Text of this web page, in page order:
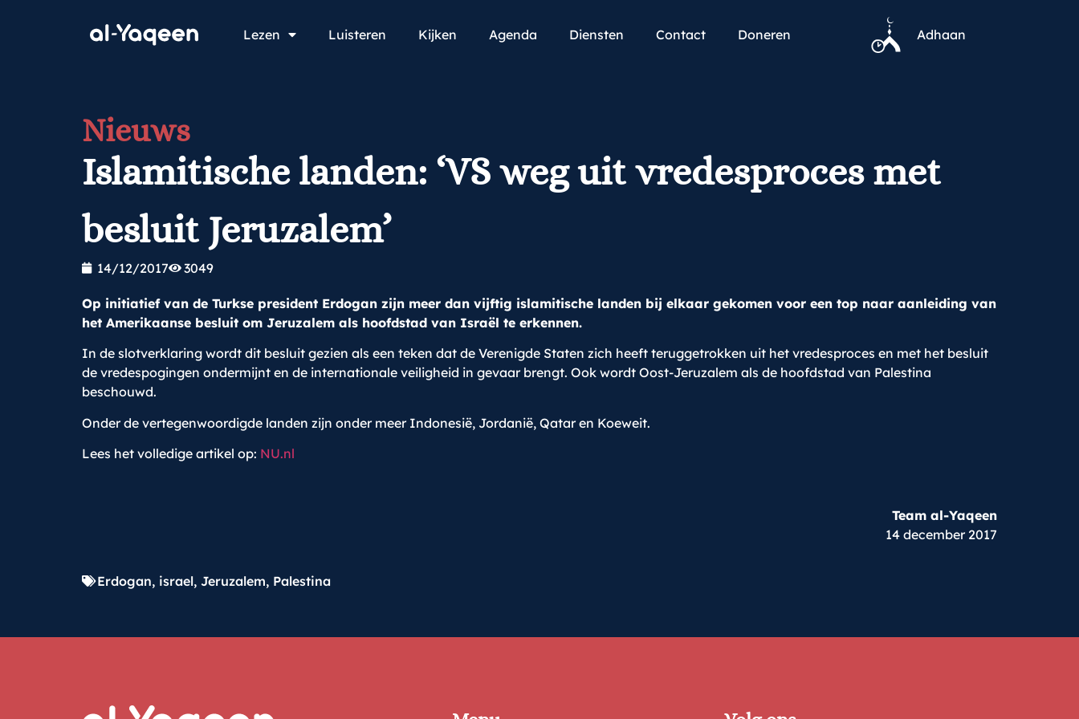
Lezen Luisteren Kijken Agenda Diensten Contact Doneren Adhaan
Nieuws
Islamitische landen: ‘VS weg uit vredesproces met
besluit Jeruzalem’
14/12/2017 3049
Op initiatief van de Turkse president Erdogan zijn meer dan vijftig islamitische landen bij elkaar gekomen voor een top naar aanleiding van
het Amerikaanse besluit om Jeruzalem als hoofdstad van Israël te erkennen.
In de slotverklaring wordt dit besluit gezien als een teken dat de Verenigde Staten zich heeft teruggetrokken uit het vredesproces en met het besluit
de vredespogingen ondermijnt en de internationale veiligheid in gevaar brengt. Ook wordt Oost-Jeruzalem als de hoofdstad van Palestina
beschouwd.
Onder de vertegenwoordigde landen zijn onder meer Indonesië, Jordanië, Qatar en Koeweit.
Lees het volledige artikel op: NU.nl
Team al-Yaqeen
14 december 2017
Erdogan, israel, Jeruzalem, Palestina